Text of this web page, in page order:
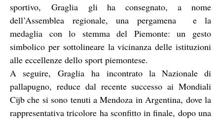
sportivo, Graglia gli ha consegnato, a nome
dell’Assemblea regionale, una pergamena e la
medaglia con lo stemma del Piemonte: un gesto
simbolico per sottolineare la vicinanza delle istituzioni
alle eccellenze dello sport piemontese.
A seguire, Graglia ha incontrato la Nazionale di
pallapugno, reduce dal recente successo ai Mondiali
Cijb che si sono tenuti a Mendoza in Argentina, dove la
rappresentativa tricolore ha sconfitto in finale, dopo una